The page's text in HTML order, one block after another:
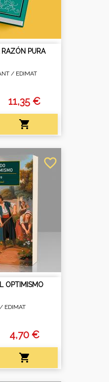
PURA
/ EDIMAT
11,35 €

OPTIMISMO
/ EDIMAT
4,70 €

favorite_border